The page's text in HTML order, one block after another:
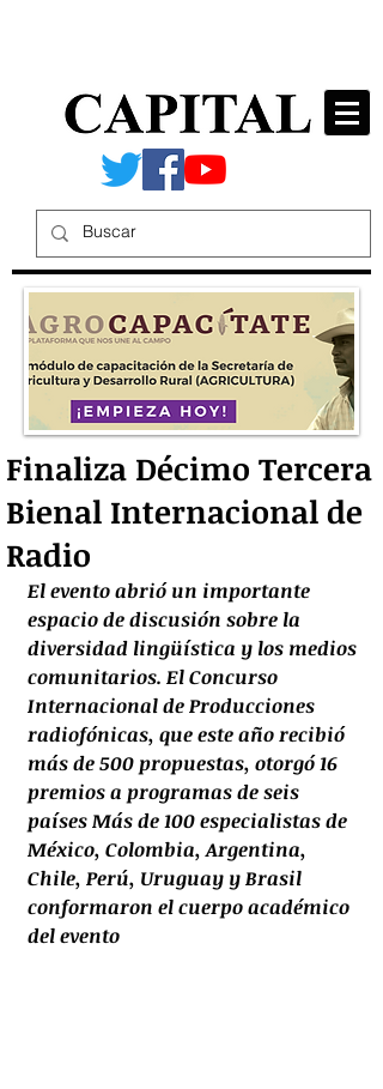
Finaliza Décimo Tercera
Bienal Internacional de
Radio
El evento abrió un importante
espacio de discusión sobre la
diversidad lingüística y los medios
comunitarios. El Concurso
Internacional de Producciones
radiofónicas, que este año recibió
más de 500 propuestas, otorgó 16
premios a programas de seis
países Más de 100 especialistas de
México, Colombia, Argentina,
Chile, Perú, Uruguay y Brasil
conformaron el cuerpo académico
del evento